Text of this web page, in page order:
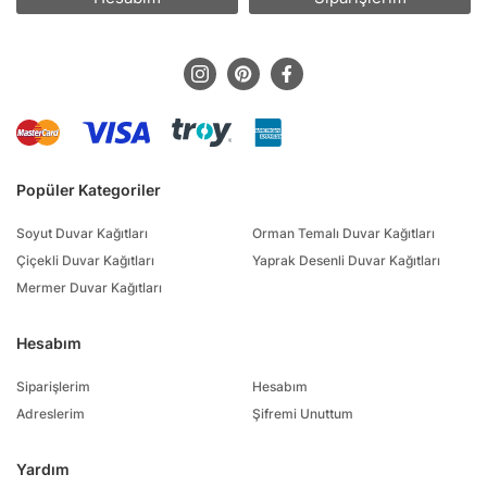
Popüler Kategoriler
Soyut Duvar Kağıtları
Çiçekli Duvar Kağıtları
Mermer Duvar Kağıtları
Orman Temalı Duvar Kağıtları
Yaprak Desenli Duvar Kağıtları
Hesabım
Siparişlerim
Adreslerim
Hesabım
Şifremi Unuttum
Yardım